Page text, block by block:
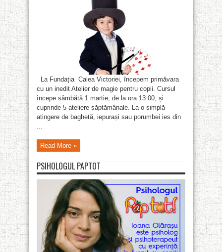
La Fundația Calea Victoriei, începem primăvara
cu un inedit Atelier de magie pentru copii. Cursul
începe sâmbătă 1 martie, de la ora 13:00, și
cuprinde 5 ateliere săptămânale. La o simplă
atingere de baghetă, iepurași sau porumbei ies din
...
Read More »
PSIHOLOGUL PAPTOT